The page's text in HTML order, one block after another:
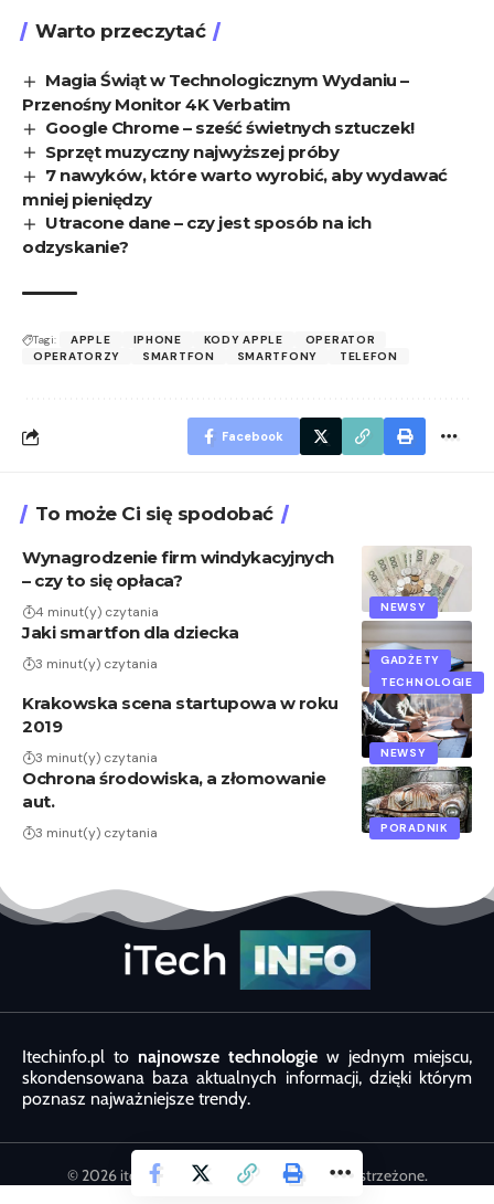
Warto przeczytać
Magia Świąt w Technologicznym Wydaniu –
Przenośny Monitor 4K Verbatim
Google Chrome – sześć świetnych sztuczek!
Sprzęt muzyczny najwyższej próby
7 nawyków, które warto wyrobić, aby wydawać
mniej pieniędzy
Utracone dane – czy jest sposób na ich
odzyskanie?
Tagi: APPLE IPHONE KODY APPLE
OPERATOR
OPERATORZY
SMARTFON SMARTFONY TELEFON
Facebook
To może Ci się spodobać
NEWSY
Wynagrodzenie firm windykacyjnych
– czy to się opłaca?
4 minut(y) czytania
GADŻETY
TECHNOLOGIE
Jaki smartfon dla dziecka
3 minut(y) czytania
NEWSY
Krakowska scena startupowa w roku
2019
3 minut(y) czytania
PORADNIK
Ochrona środowiska, a złomowanie
aut.
3 minut(y) czytania
Itechinfo.pl to najnowsze technologie w jednym miejscu,
skondensowana baza aktualnych informacji, dzięki którym
poznasz najważniejsze trendy.
© 2026 itechinfo.com.pl. Wszystkie prawa zastrzeżone.